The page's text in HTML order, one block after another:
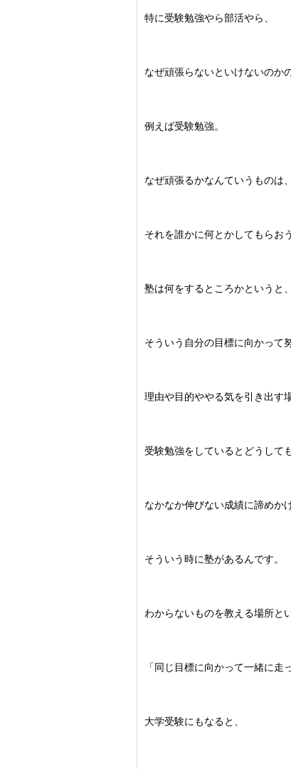
特に受験勉強やら部活やら、
なぜ頑張らないといけないのか
例えば受験勉強。
なぜ頑張るかなんていうものは
それを誰かに何とかしてもらお
塾は何をするところかというと、
そういう自分の目標に向かって
理由や目的ややる気を引き出す
受験勉強をしているとどうして
なかなか伸びない成績に諦めか
そういう時に塾があるんです。
わからないものを教える場所と
「同じ目標に向かって一緒に走
大学受験にもなると、